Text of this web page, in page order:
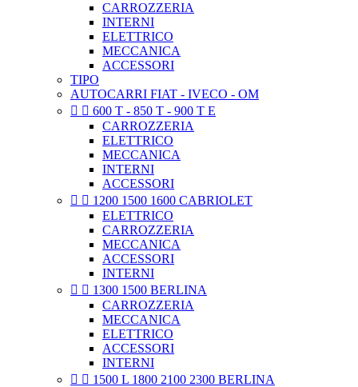
CARROZZERIA
INTERNI
ELETTRICO
MECCANICA
ACCESSORI
TIPO
AUTOCARRI FIAT - IVECO - OM
  600 T - 850 T - 900 T E
CARROZZERIA
ELETTRICO
MECCANICA
INTERNI
ACCESSORI
  1200 1500 1600 CABRIOLET
ELETTRICO
CARROZZERIA
MECCANICA
ACCESSORI
INTERNI
  1300 1500 BERLINA
CARROZZERIA
MECCANICA
ELETTRICO
ACCESSORI
INTERNI
  1500 L 1800 2100 2300 BERLINA